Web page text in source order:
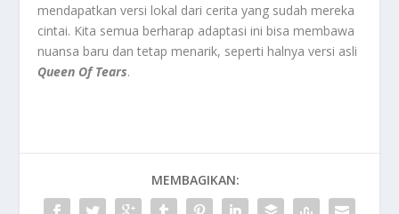
mendapatkan versi lokal dari cerita yang sudah mereka
cintai. Kita semua berharap adaptasi ini bisa membawa
nuansa baru dan tetap menarik, seperti halnya versi asli
Queen Of Tears.
MEMBAGIKAN: